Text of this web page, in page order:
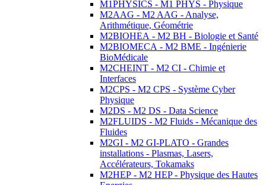
M1PHYSICS - M1 PHYS - Physique
M2AAG - M2 AAG - Analyse,
Arithmétique, Géométrie
M2BIOHEA - M2 BH - Biologie et Santé
M2BIOMECA - M2 BME - Ingénierie
BioMédicale
M2CHEINT - M2 CI - Chimie et
Interfaces
M2CPS - M2 CPS - Système Cyber
Physique
M2DS - M2 DS - Data Science
M2FLUIDS - M2 Fluids - Mécanique des
Fluides
M2GI - M2 GI-PLATO - Grandes
installations - Plasmas, Lasers,
Accélérateurs, Tokamaks
M2HEP - M2 HEP - Physique des Hautes